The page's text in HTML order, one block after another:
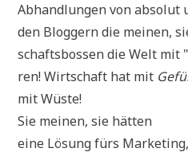
Abhand­lun­gen von
den Blog­gern die mei­nen,
schafts­bos­sen die Welt
ren! Wirt­schaft hat mit
mit Wüste!
Sie mei­nen, sie hätten
eine Lösung fürs Marketing,